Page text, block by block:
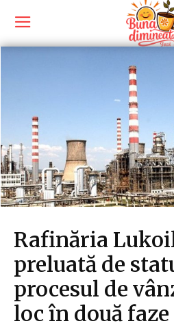
Rafinăria
preluată de
procesul de
loc în două faze